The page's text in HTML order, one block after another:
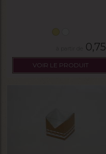
0,75
VOIR LE PRODUIT